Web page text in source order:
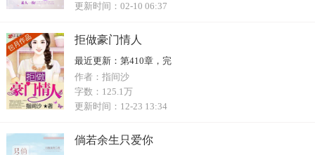
更新时间： 02-10 06:37
拒做豪门情人
最近更新： 第410章，完
作者： 指间沙
字数： 125.1万
更新时间： 12-23 13:34
倘若余生只爱你